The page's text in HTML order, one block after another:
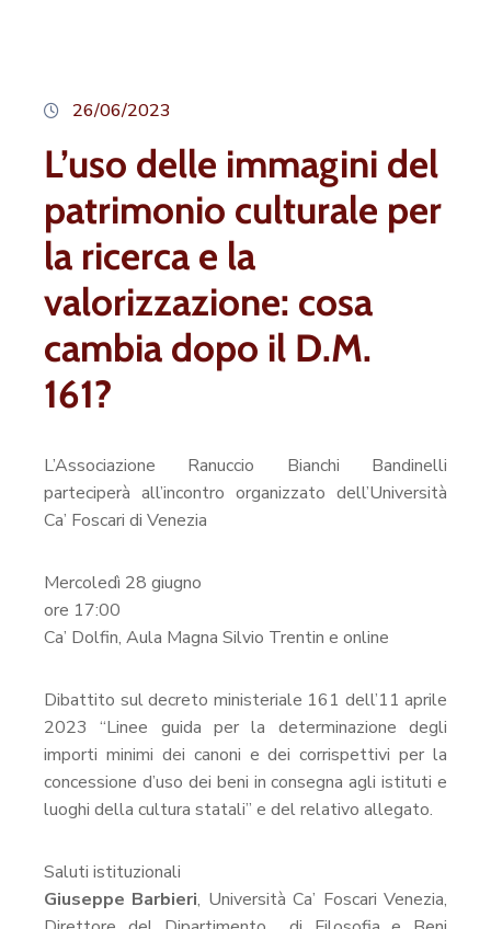
26/06/2023
L’uso delle immagini del
patrimonio culturale per
la ricerca e la
valorizzazione: cosa
cambia dopo il D.M.
161?
L’Associazione Ranuccio Bianchi Bandinelli
parteciperà all’incontro organizzato dell’Università
Ca’ Foscari di Venezia
Mercoledì 28 giugno
ore 17:00
Ca’ Dolfin, Aula Magna Silvio Trentin e online
Dibattito sul decreto ministeriale 161 dell’11 aprile
2023 “Linee guida per la determinazione degli
importi minimi dei canoni e dei corrispettivi per la
concessione d’uso dei beni in consegna agli istituti e
luoghi della cultura statali” e del relativo allegato.
Saluti istituzionali
Giuseppe Barbieri, Università Ca’ Foscari Venezia,